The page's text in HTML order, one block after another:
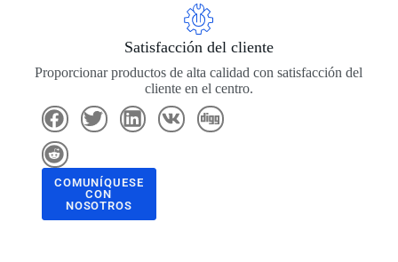
Satisfacción del cliente
Proporcionar productos de alta calidad con satisfacción del
cliente en el centro.
COMUNÍQUESE
CON
NOSOTROS